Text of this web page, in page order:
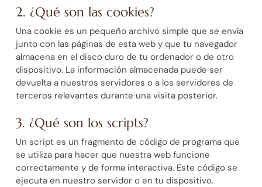
2. ¿Qué son las cookies?
Una cookie es un pequeño archivo simple que se envía
junto con las páginas de esta web y que tu navegador
almacena en el disco duro de tu ordenador o de otro
dispositivo. La información almacenada puede ser
devuelta a nuestros servidores o a los servidores de
terceros relevantes durante una visita posterior.
3. ¿Qué son los scripts?
Un script es un fragmento de código de programa que
se utiliza para hacer que nuestra web funcione
correctamente y de forma interactiva. Este código se
ejecuta en nuestro servidor o en tu dispositivo.